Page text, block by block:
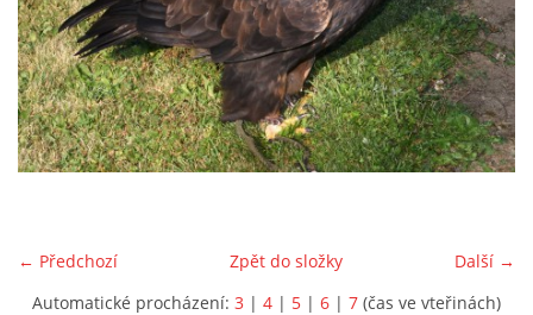
WEBOVÁ KAMERA
VIDEA Z DRONU
"KNIHOBUDKY"
← Předchozí Další →
Zpět do složky
Automatické procházení: 3 | 4 | 5 | 6 | 7 (čas ve vteřinách)